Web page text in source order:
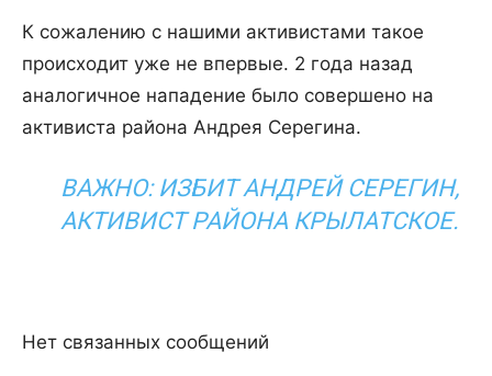
К сожалению с нашими активистами такое
происходит уже не впервые. 2 года назад
аналогичное нападение было совершено на
активиста района Андрея Серегина.
ВАЖНО: ИЗБИТ АНДРЕЙ СЕРЕГИН,
АКТИВИСТ РАЙОНА КРЫЛАТСКОЕ.
Нет связанных сообщений